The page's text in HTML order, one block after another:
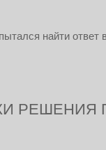
найти ответ
РЕШЕНИЯ